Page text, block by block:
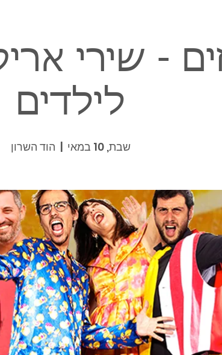
- שירי
לילדים
שבת, 10 במאי
  |
הוד השרון